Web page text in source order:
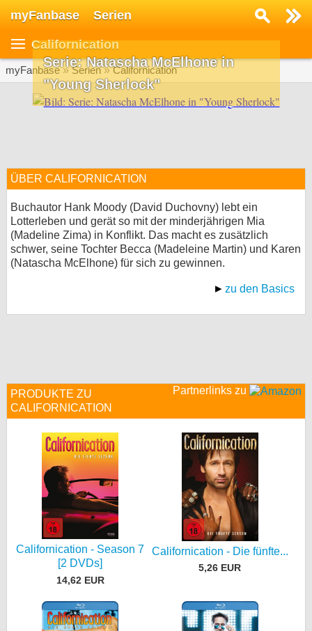
myFanbase Serien
Californication
myFanbase»Serien»Californication
Serie: Natascha McElhone in
"Young Sherlock"
ÜBER CALIFORNICATION
Buchautor Hank Moody (David Duchovny) lebt ein
Lotterleben und gerät so mit der minderjährigen Mia
(Madeline Zima) in Konflikt. Das macht es zusätzlich
schwer, seine Tochter Becca (Madeleine Martin) und Karen
(Natascha McElhone) für sich zu gewinnen.
zu den Basics
Partnerlinks zu
PRODUKTE ZU
CALIFORNICATION
Californication - Season 7
[2 DVDs]
14,62 EUR
Californication - Die fünfte...
5,26 EUR
SERIEN
Serien
Veranstaltungen
KULTUR
Specials
SERVICE
Gewinnspiele
Nutzungsbedingungen
Datenschutz
Cookie-Einstellungen
Impressum
Desktop-Ansicht